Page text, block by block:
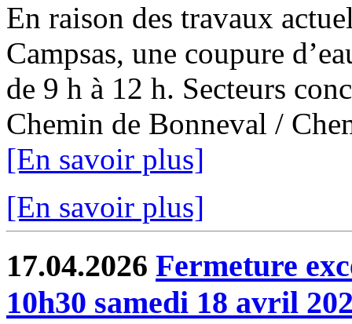
En raison des travaux
Campsas, une coupure
de 9 h à 12 h. Secteurs
Chemin de Bonneval /
[En savoir plus]
[En savoir plus]
17.04.2026 Fermeture
10h30 samedi 18 avril